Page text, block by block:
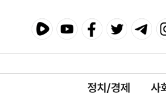
정치/경제 사